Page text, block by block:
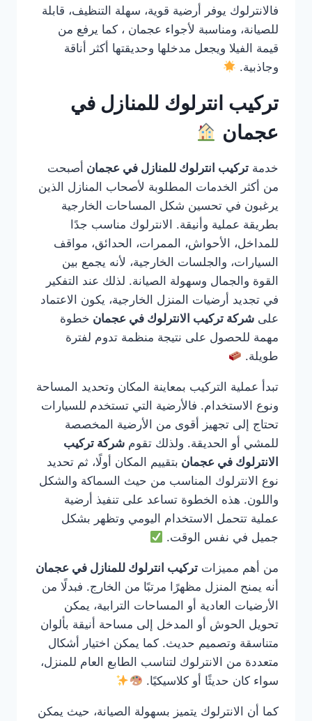
فالانترلوك يوفر أرضية قوية، سهلة التنظيف، قابلة
للصيانة، ومناسبة لأجواء عجمان ، كما يرفع من
قيمة الفيلا ويجعل مدخلها وحديقتها أكثر أناقة
وجاذبية.
تركيب انترلوك للمنازل في
عجمان
خدمة تركيب انترلوك للمنازل في عجمان أصبحت
من أكثر الخدمات المطلوبة لأصحاب المنازل الذين
يرغبون في تحسين شكل المساحات الخارجية
بطريقة عملية وأنيقة. الانترلوك مناسب جدًا
للمداخل، الأحواش، الممرات، الحدائق، مواقف
السيارات، والجلسات الخارجية، لأنه يجمع بين
القوة والجمال وسهولة الصيانة. لذلك عند التفكير
في تجديد أرضيات المنزل الخارجية، يكون الاعتماد
على شركة تركيب الانترلوك في عجمان خطوة
مهمة للحصول على نتيجة منظمة تدوم لفترة
طويلة.
تبدأ عملية التركيب بمعاينة المكان وتحديد المساحة
ونوع الاستخدام. فالأرضية التي تستخدم للسيارات
تحتاج إلى تجهيز أقوى من الأرضية المخصصة
للمشي أو الحديقة. ولذلك تقوم شركة تركيب
الانترلوك في عجمان بتقييم المكان أولًا، ثم تحديد
نوع الانترلوك المناسب من حيث السماكة والشكل
واللون. هذه الخطوة تساعد على تنفيذ أرضية
عملية تتحمل الاستخدام اليومي وتظهر بشكل
جميل في نفس الوقت.
من أهم مميزات تركيب انترلوك للمنازل في عجمان
أنه يمنح المنزل مظهرًا مرتبًا من الخارج. فبدلًا من
الأرضيات العادية أو المساحات الترابية، يمكن
تحويل الحوش أو المدخل إلى مساحة أنيقة بألوان
متناسقة وتصميم حديث. كما يمكن اختيار أشكال
متعددة من الانترلوك لتناسب الطابع العام للمنزل،
سواء كان حديثًا أو كلاسيكيًا.
كما أن الانترلوك يتميز بسهولة الصيانة، حيث يمكن